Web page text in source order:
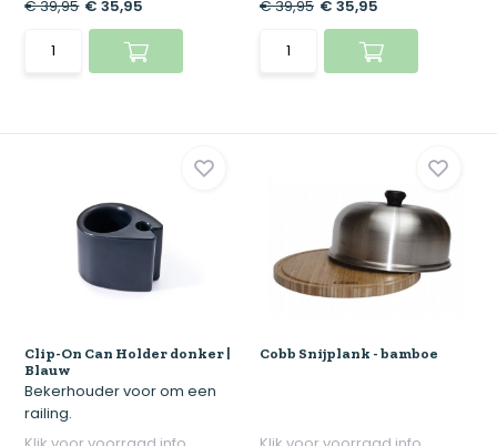
€ 39,95 € 35,95
€ 39,95 € 35,95
Clip-On Can Holder donker |
Blauw
Bekerhouder voor om een
railing.
Cobb Snijplank - bamboe